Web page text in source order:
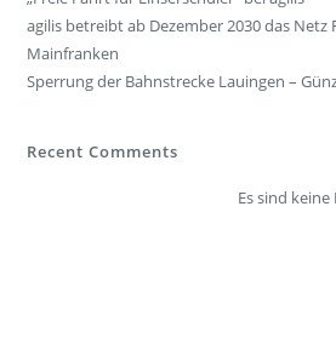
agilis betreibt ab Dezember 2030 das Netz
Mainfranken
Sperrung der Bahnstrecke Lauingen –
Recent Comments
Es sind